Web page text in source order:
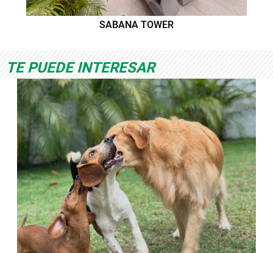
SABANA TOWER
TE PUEDE INTERESAR